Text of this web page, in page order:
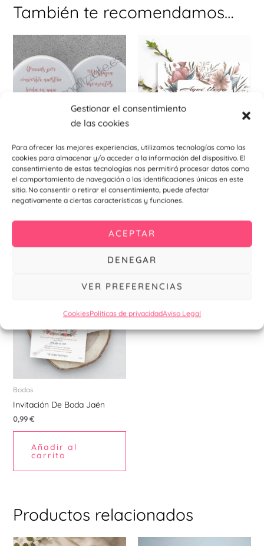
Gestionar el consentimiento
de las cookies
Para ofrecer las mejores experiencias, utilizamos tecnologías como las
cookies para almacenar y/o acceder a la información del dispositivo. El
consentimiento de estas tecnologías nos permitirá procesar datos como
el comportamiento de navegación o las identificaciones únicas en este
sitio. No consentir o retirar el consentimiento, puede afectar
negativamente a ciertas características y funciones.
ACEPTAR
DENEGAR
VER PREFERENCIAS
CookiesPolíticas de privacidadAviso Legal
También te recomendamos…
Bodas
Chapa abridor Jaén 59mm
1,10 €–1,34€
producto
múltiples
Las
opciones
se
pueden
elegir
en
la
página
de
producto
Bodas
Cartel indicativo Jaén
7,90€–11,91€
Bodas
Invitación De Boda Jaén
0,99€
Añadir al
carrito
Productos relacionados